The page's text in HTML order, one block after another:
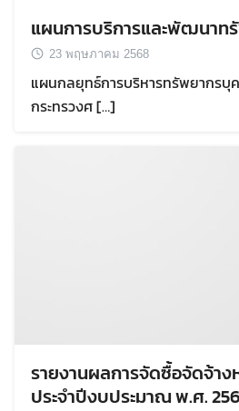
แผนการบริการและพัฒนาท
23 พฤษภาคม 2568
แผนกลยุทธ์การบริหารทรัพยากร
กระทรวงศ […]
รายงานผลการจัดซื้อจัดจ้า
ประจำปีงบประมาณ พ.ศ.